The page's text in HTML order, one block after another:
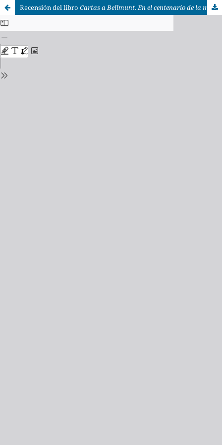
Recensión del libro Cartas a Bellmunt. En el centenario de la muerte de Juan Pío Membrado (1851-1923),